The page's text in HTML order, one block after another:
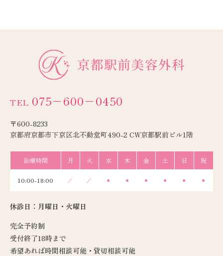
TEL 075−600−0450
〒600-8233
京都府京都市下京区北不動堂町490-2 CW京都駅前ビル1階
診療時間 月 火 水 木 金 土 日 祝
10:00-18:00 ／ ／ ● ● ● ● ● ●
休診日：月曜日・火曜日
完全予約制
受付終了18時まで
希望あれば時間相談可能・貸切相談可能